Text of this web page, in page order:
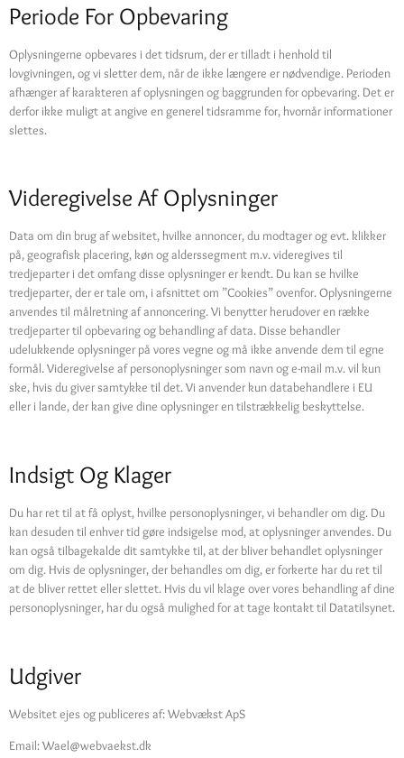
Periode For Opbevaring
Oplysningerne opbevares i det tidsrum, der er tilladt i henhold til
lovgivningen, og vi sletter dem, når de ikke længere er nødvendige. Perioden
afhænger af karakteren af oplysningen og baggrunden for opbevaring. Det er
derfor ikke muligt at angive en generel tidsramme for, hvornår informationer
slettes.
Videregivelse Af Oplysninger
Data om din brug af websitet, hvilke annoncer, du modtager og evt. klikker
på, geografisk placering, køn og alderssegment m.v. videregives til
tredjeparter i det omfang disse oplysninger er kendt. Du kan se hvilke
tredjeparter, der er tale om, i afsnittet om ”Cookies” ovenfor. Oplysningerne
anvendes til målretning af annoncering. Vi benytter herudover en række
tredjeparter til opbevaring og behandling af data. Disse behandler
udelukkende oplysninger på vores vegne og må ikke anvende dem til egne
formål. Videregivelse af personoplysninger som navn og e-mail m.v. vil kun
ske, hvis du giver samtykke til det. Vi anvender kun databehandlere i EU
eller i lande, der kan give dine oplysninger en tilstrækkelig beskyttelse.
Indsigt Og Klager
Du har ret til at få oplyst, hvilke personoplysninger, vi behandler om dig. Du
kan desuden til enhver tid gøre indsigelse mod, at oplysninger anvendes. Du
kan også tilbagekalde dit samtykke til, at der bliver behandlet oplysninger
om dig. Hvis de oplysninger, der behandles om dig, er forkerte har du ret til
at de bliver rettet eller slettet. Hvis du vil klage over vores behandling af dine
personoplysninger, har du også mulighed for at tage kontakt til Datatilsynet.
Udgiver
Websitet ejes og publiceres af: Webvækst ApS
Email:Wael@webvaekst.dk